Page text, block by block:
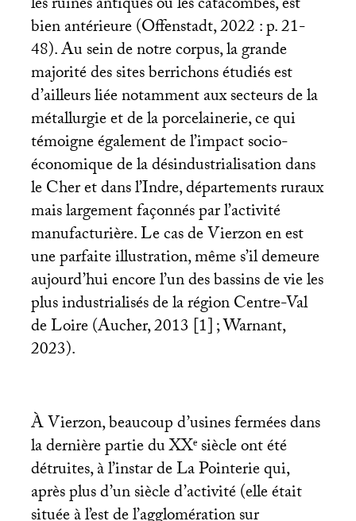
les ruines antiques ou les catacombes, est
bien antérieure (Offenstadt, 2022 : p. 21-
48). Au sein de notre corpus, la grande
majorité des sites berrichons étudiés est
d’ailleurs liée notamment aux secteurs de la
métallurgie et de la porcelainerie, ce qui
témoigne également de l’impact socio-
économique de la désindustrialisation dans
le Cher et dans l’Indre, départements ruraux
mais largement façonnés par l’activité
manufacturière. Le cas de Vierzon en est
une parfaite illustration, même s’il demeure
aujourd’hui encore l’un des bassins de vie les
plus industrialisés de la région Centre-Val
de Loire (Aucher, 2013 [1]; Warnant,
2023).
À Vierzon, beaucoup d’usines fermées dans
la dernière partie duXXᵉ siècle ont été
détruites, à l’instar de La Pointerie qui,
après plus d’un siècle d’activité (elle était